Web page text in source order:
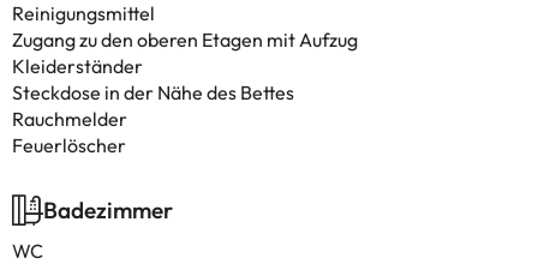
Reinigungsmittel
Zugang zu den oberen Etagen mit Aufzug
Kleiderständer
Steckdose in der Nähe des Bettes
Rauchmelder
Feuerlöscher
Badezimmer
WC